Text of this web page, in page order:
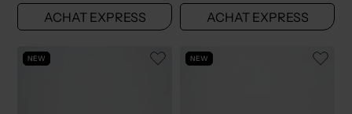
ACHAT EXPRESS ACHAT EXPRESS
NEW NEW